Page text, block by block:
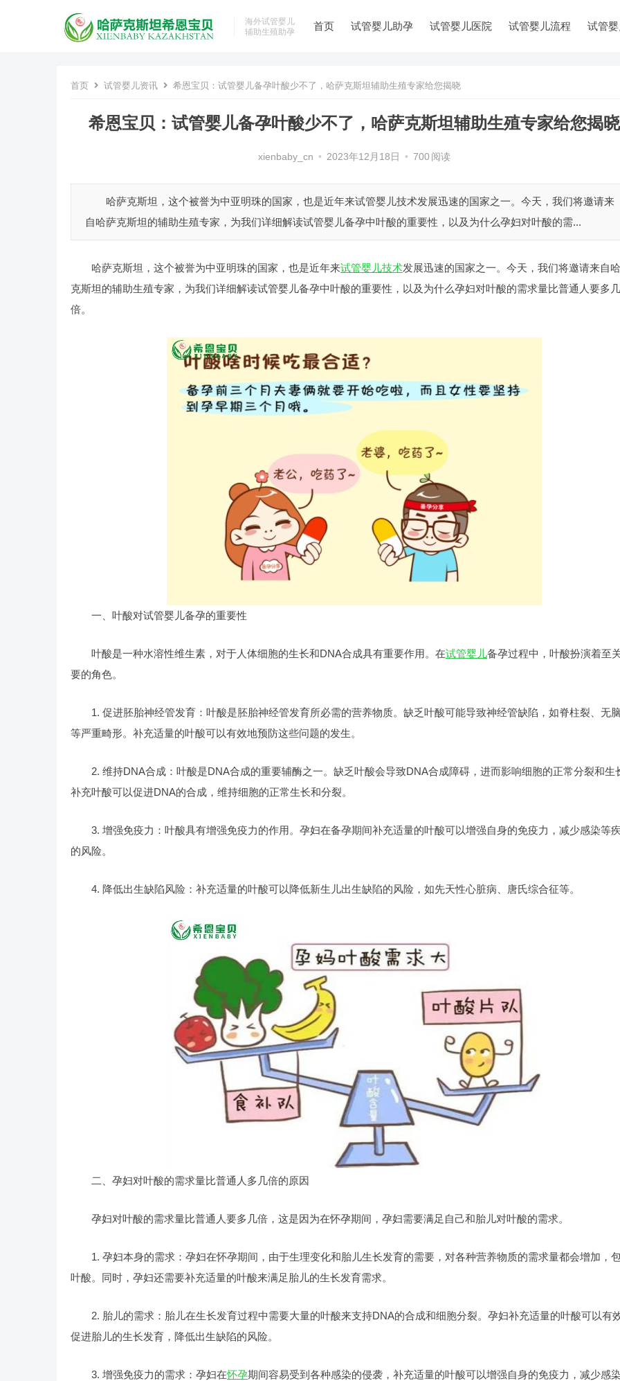
海外试管婴儿
辅助生殖助孕
首页 试管婴儿助孕 试管婴儿医院 试管婴儿流程 试管
首页 试管婴儿资讯 希恩宝贝：试管婴儿备孕叶酸少不了，哈萨克斯坦辅助生殖专家给您揭晓
希恩宝贝：试管婴儿备孕叶酸少不了，哈萨克斯坦辅助生殖专家给您揭晓
xienbaby_cn • 2023年12月18日 • 700 阅读
哈萨克斯坦，这个被誉为中亚明珠的国家，也是近年来试管婴儿技术发展迅速的国家之一。今天，我们将邀请来
自哈萨克斯坦的辅助生殖专家，为我们详细解读试管婴儿备孕中叶酸的重要性，以及为什么孕妇对叶酸的需...
哈萨克斯坦，这个被誉为中亚明珠的国家，也是近年来试管婴儿技术发展迅速的国家之一。今天，我们将邀请来自
克斯坦的辅助生殖专家，为我们详细解读试管婴儿备孕中叶酸的重要性，以及为什么孕妇对叶酸的需求量比普通人要多几
倍。
一、叶酸对试管婴儿备孕的重要性
叶酸是一种水溶性维生素，对于人体细胞的生长和DNA合成具有重要作用。在试管婴儿备孕过程中，叶酸扮演着至
要的角色。
1. 促进胚胎神经管发育：叶酸是胚胎神经管发育所必需的营养物质。缺乏叶酸可能导致神经管缺陷，如脊柱裂、无
等严重畸形。补充适量的叶酸可以有效地预防这些问题的发生。
2. 维持DNA合成：叶酸是DNA合成的重要辅酶之一。缺乏叶酸会导致DNA合成障碍，进而影响细胞的正常分裂和生
补充叶酸可以促进DNA的合成，维持细胞的正常生长和分裂。
3. 增强免疫力：叶酸具有增强免疫力的作用。孕妇在备孕期间补充适量的叶酸可以增强自身的免疫力，减少感染等
的风险。
4. 降低出生缺陷风险：补充适量的叶酸可以降低新生儿出生缺陷的风险，如先天性心脏病、唐氏综合征等。
二、孕妇对叶酸的需求量比普通人多几倍的原因
孕妇对叶酸的需求量比普通人要多几倍，这是因为在怀孕期间，孕妇需要满足自己和胎儿对叶酸的需求。
1. 孕妇本身的需求：孕妇在怀孕期间，由于生理变化和胎儿生长发育的需要，对各种营养物质的需求量都会增加，
叶酸。同时，孕妇还需要补充适量的叶酸来满足胎儿的生长发育需求。
2. 胎儿的需求：胎儿在生长发育过程中需要大量的叶酸来支持DNA的合成和细胞分裂。孕妇补充适量的叶酸可以有
促进胎儿的生长发育，降低出生缺陷的风险。
3. 增强免疫力的需求：孕妇在怀孕期间容易受到各种感染的侵袭，补充适量的叶酸可以增强自身的免疫力，减少感